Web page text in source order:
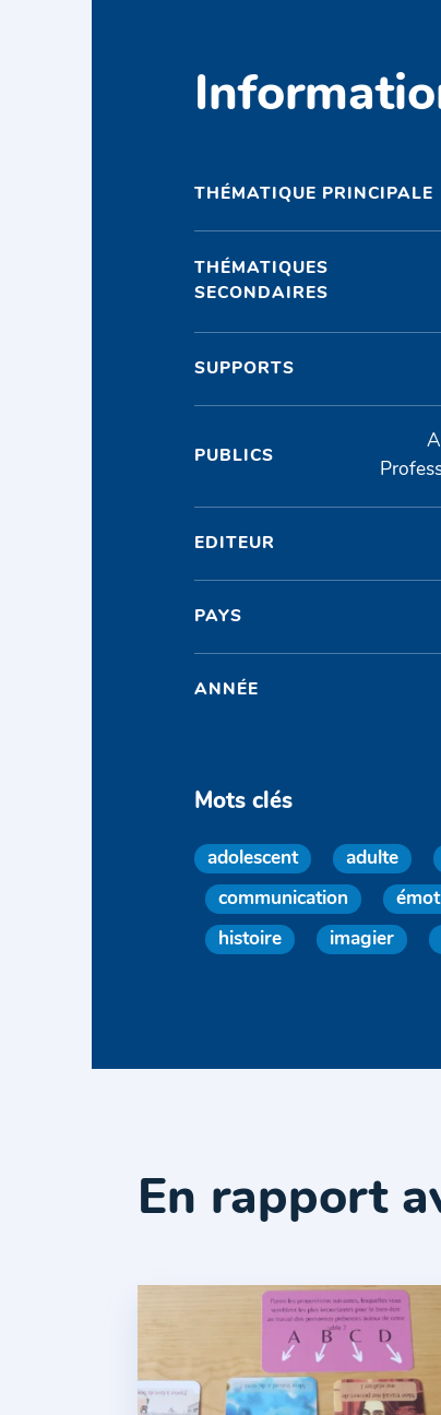
THÉMATIQUE PRINCIPALE
THÉMATIQUES
SECONDAIRES
SUPPORTS
PUBLICS
EDITEUR
PAYS
ANNÉE
Mots clés
adolescent adulte
communication
histoire imagier
En rapport